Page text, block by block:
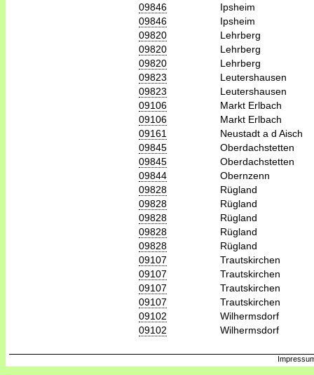
09846
Ipsheim
09846
Ipsheim
09820
Lehrberg
09820
Lehrberg
09820
Lehrberg
09823
Leutershausen
09823
Leutershausen
09106
Markt Erlbach
09106
Markt Erlbach
09161
Neustadt a d Aisch
09845
Oberdachstetten
09845
Oberdachstetten
09844
Obernzenn
09828
Rügland
09828
Rügland
09828
Rügland
09828
Rügland
09828
Rügland
09107
Trautskirchen
09107
Trautskirchen
09107
Trautskirchen
09107
Trautskirchen
09102
Wilhermsdorf
09102
Wilhermsdorf